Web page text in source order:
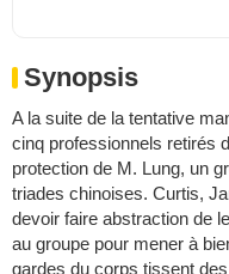
Synopsis
A la suite de la tentative
cinq professionnels retirés
protection de M. Lung, un
triades chinoises. Curtis,
devoir faire abstraction de
au groupe pour mener à
gardes du corps tissent